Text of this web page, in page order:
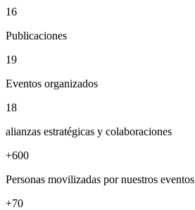
16
Publicaciones
19
Eventos organizados
18
alianzas estratégicas y colaboraciones
+600
Personas movilizadas por nuestros eventos
+70